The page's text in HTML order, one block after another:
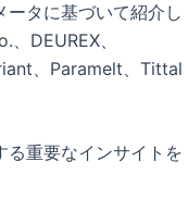
タに基づいて紹介し
DEUREX、
、Paramelt、Tittal
る重要なインサイトを